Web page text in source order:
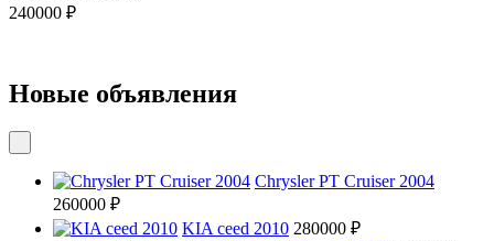
240000 ₽
Новые объявления
Chrysler PT Cruiser 2004
260000 ₽
KIA ceed 2010 280000 ₽